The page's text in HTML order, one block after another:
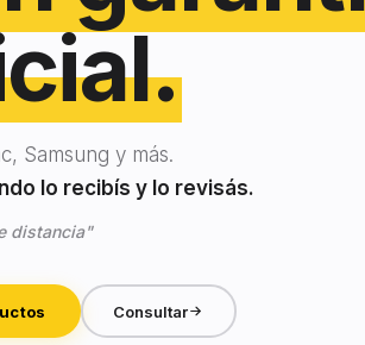
Samsung y más.
lo recibís y lo revisás.
distancia"
Consultar